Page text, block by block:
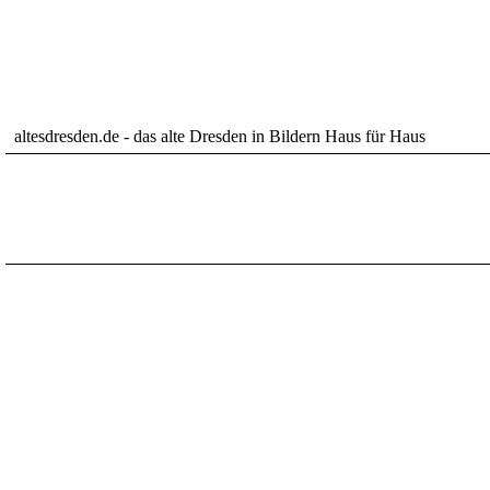
altesdresden.de - das alte Dresden in Bildern Haus für Haus